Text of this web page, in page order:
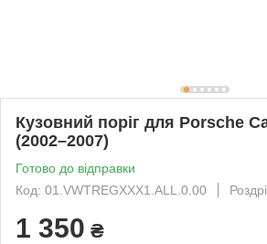
Кузовний поріг для Porsche
(2002–2007)
Готово до відправки
Код: 01.VWTREGXXX1.ALL.0.00
1 350 ₴